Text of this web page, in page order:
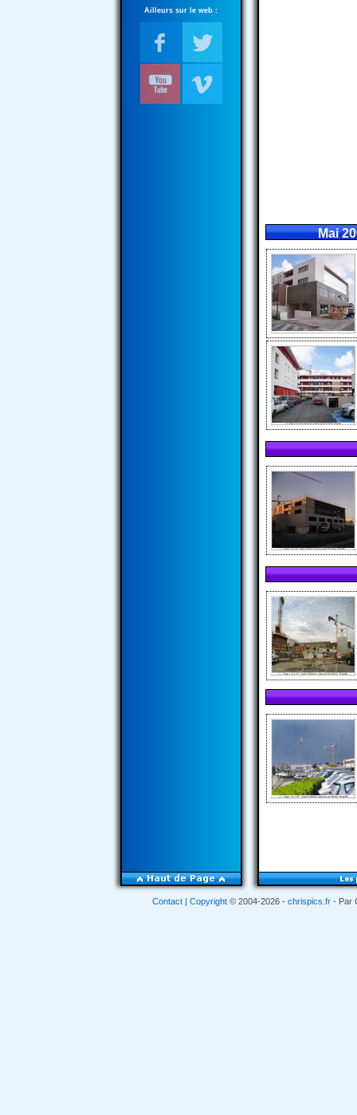
Ailleurs sur le web :
Mai
Contact Copyright © 2004-2026 - chrispics.fr - Par